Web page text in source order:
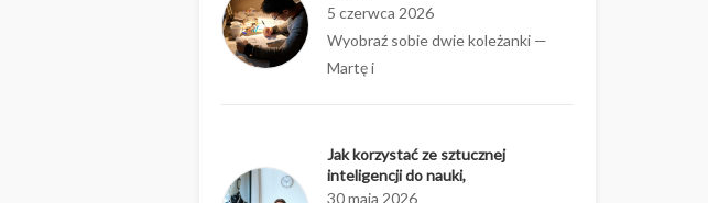
5 czerwca 2026
Wyobraź sobie dwie koleżanki —
Martę i
Jak korzystać ze sztucznej
inteligencji do nauki,
30 maja 2026